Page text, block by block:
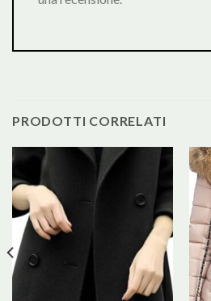
PRODOTTI CORRELATI